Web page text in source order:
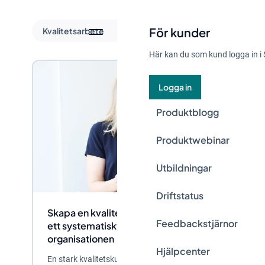
För kunder
Här kan du som kund logga in i
Logga in
Produktblogg
Produktwebinar
Utbildningar
Driftstatus
Feedbackstjärnor
Hjälpcenter
Kvalitetsarbete
Skapa en kvalitetskultur: Tips för att främja
ett systematiskt kvalitetsarbete i hela
organisationen
En stark kvalitetskultur är en viktig nyckelfaktor för att